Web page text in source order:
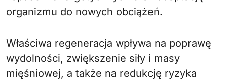
organizmu do nowych obciążeń.
Właściwa regeneracja wpływa na poprawę
wydolności, zwiększenie siły i masy
mięśniowej, a także na redukcję ryzyka